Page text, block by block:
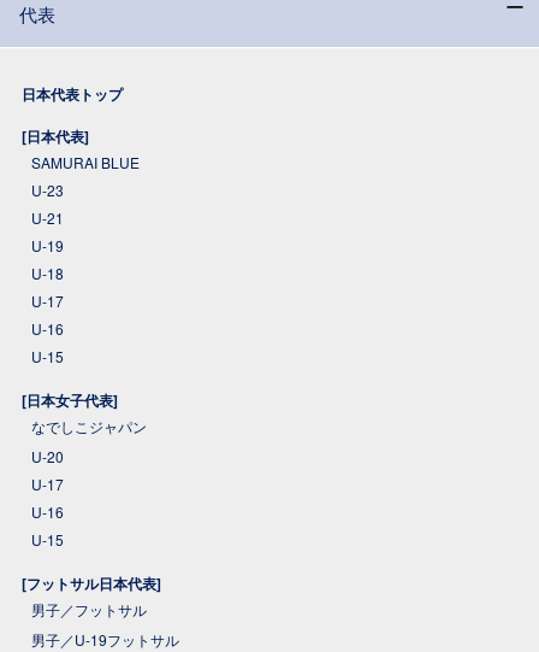
代表
日本代表トップ
[日本代表]
SAMURAI BLUE
U-23
U-21
U-19
U-18
U-17
U-16
U-15
[日本女子代表]
なでしこジャパン
U-20
U-17
U-16
U-15
[フットサル日本代表]
男子／フットサル
男子／U-19フットサル